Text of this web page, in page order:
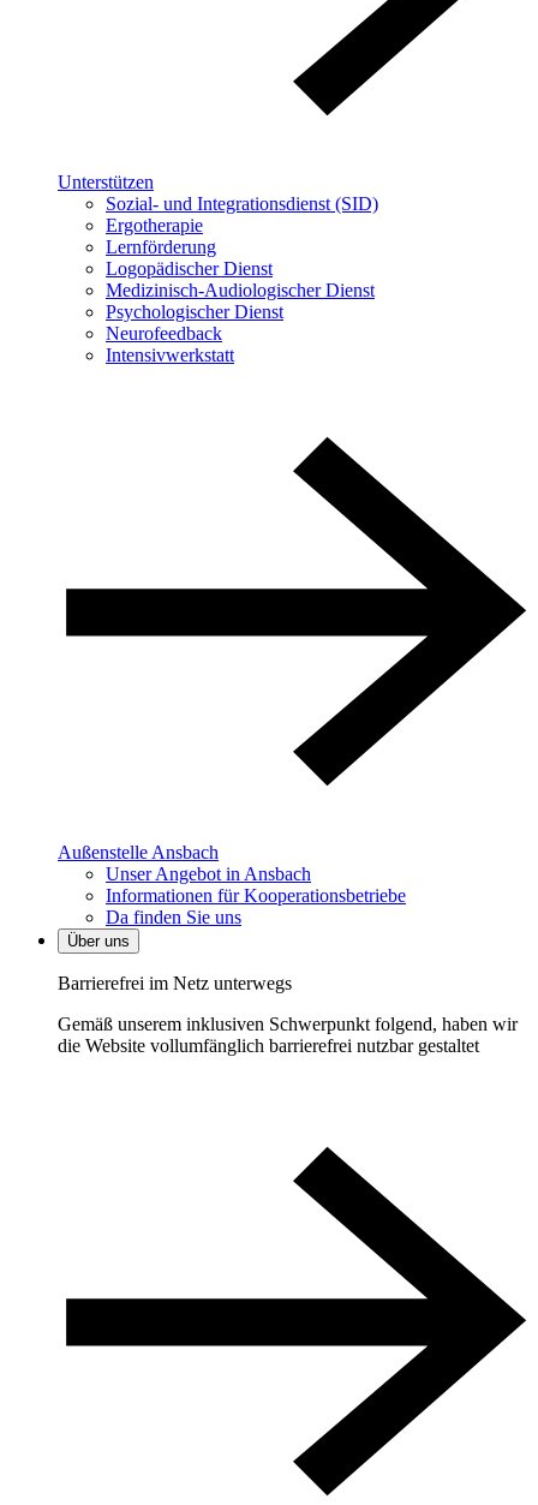
Unterstützen
Sozial- und Integrationsdienst (SID)
Ergotherapie
Lernförderung
Logopädischer Dienst
Medizinisch-Audiologischer Dienst
Psychologischer Dienst
Neurofeedback
Intensivwerkstatt
Außenstelle Ansbach
Unser Angebot in Ansbach
Informationen für Kooperationsbetriebe
Da finden Sie uns
Über uns
Barrierefrei im Netz unterwegs
Gemäß unserem inklusiven Schwerpunkt folgend, haben wir
die Website vollumfänglich barrierefrei nutzbar gestaltet